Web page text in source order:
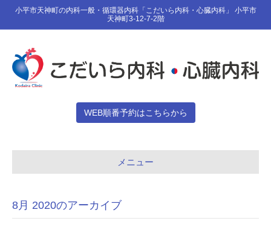
小平市天神町の内科一般・循環器内科「こだいら内科・心臓内科」 小平市
天神町3-12-7-2階
WEB順番予約はこちらから
メニュー
8月 2020のアーカイブ